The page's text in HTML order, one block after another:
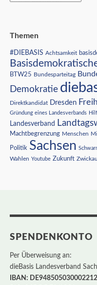
Themen
#DIEBASIS Achtsamkeit
BTW25 Bundesparteitag
Demokratie
Direktkandidat Dresden
Gründung eines Landesverbands
Landesverband
Machtbegrenzung Menschen
Politik Sachsen
Wahlen Youtube Zukunft Zwickau
SPENDENKONTO
Per Überweisung an:
dieBasis Landesverband
IBAN: